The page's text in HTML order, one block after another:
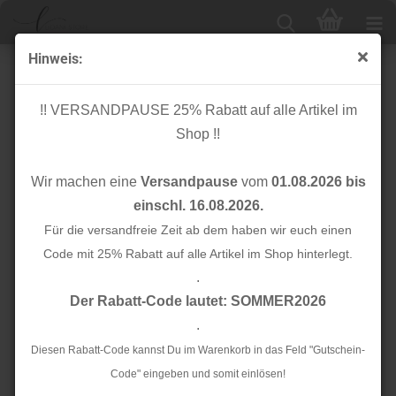
Hinweis:
!! VERSANDPAUSE 25% Rabatt auf alle Artikel im
Shop !!
Wir machen eine Versandpausevom 01.08.2026 bis
einschl. 16.08.2026.
Für die versandfreie Zeit ab dem haben wir euch einen
Code mit 25% Rabatt auf alle Artikel im Shop hinterlegt.
.
Der Rabatt-Code lautet: SOMMER2026
.
Diesen Rabatt-Code kannst Du im Warenkorb in das Feld "Gutschein-
Code" eingeben und somit einlösen!
Kunstleder - Lackoptik - rosa